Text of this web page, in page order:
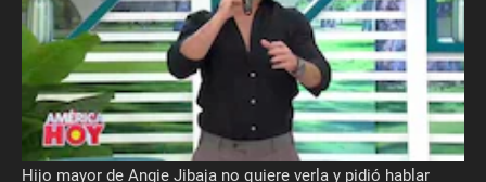
Hijo mayor de Angie Jibaja no quiere verla y pidió hablar